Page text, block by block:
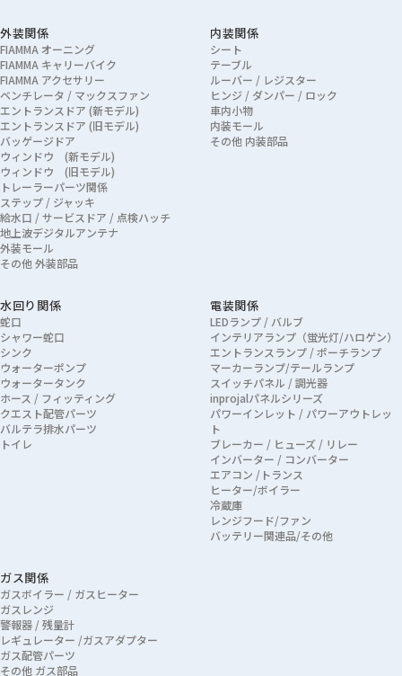
外装関係
FIAMMA オーニング
FIAMMA キャリーバイク
FIAMMA アクセサリー
ベンチレータ / マックスファン
エントランスドア (新モデル)
エントランスドア (旧モデル)
バッゲージドア
ウィンドウ (新モデル)
ウィンドウ (旧モデル)
トレーラーパーツ関係
ステップ / ジャッキ
給水口 / サービスドア / 点検ハッチ
地上波デジタルアンテナ
外装モール
その他 外装部品
内装関係
シート
テーブル
ルーバー / レジスター
ヒンジ / ダンパー / ロック
車内小物
内装モール
その他 内装部品
水回り関係
蛇口
シャワー蛇口
シンク
ウォーターポンプ
ウォータータンク
ホース / フィッティング
クエスト配管パーツ
バルテラ排水パーツ
トイレ
電装関係
LEDランプ / バルブ
インテリアランプ（蛍光灯/ハロゲン）
エントランスランプ / ポーチランプ
マーカーランプ/テールランプ
スイッチパネル / 調光器
inprojalパネルシリーズ
パワーインレット / パワーアウトレッ
ト
ブレーカー / ヒューズ / リレー
インバーター / コンバーター
エアコン /トランス
ヒーター/ボイラー
冷蔵庫
レンジフード/ファン
バッテリー関連品/その他
ガス関係
ガスボイラー / ガスヒーター
ガスレンジ
警報器 / 残量計
レギュレーター /ガスアダプター
ガス配管パーツ
その他 ガス部品